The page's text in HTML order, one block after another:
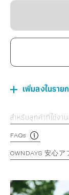
เพิ่มลงในราย
สำหรับลูกค้าที่ใช้งา
FAQs
OWNDAYS 安心